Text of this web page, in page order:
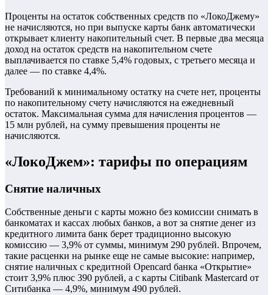
Проценты на остаток собственных средств по «ЛокоДжему»
не начисляются, но при выпуске карты банк автоматически
открывает клиенту накопительный счет. В первые два месяца
доход на остаток средств на накопительном счете
выплачивается по ставке 5,4% годовых, с третьего месяца и
далее — по ставке 4,4%.
Требований к минимальному остатку на счете нет, проценты
по накопительному счету начисляются на ежедневный
остаток. Максимальная сумма для начисления процентов —
15 млн рублей, на сумму превышения проценты не
начисляются.
«ЛокоДжем»: тарифы по операциям
Снятие наличных
Собственные деньги с карты можно без комиссии снимать в
банкоматах и кассах любых банков, а вот за снятие денег из
кредитного лимита банк берет традиционно высокую
комиссию — 3,9% от суммы, минимум 290 рублей. Впрочем,
такие расценки на рынке еще не самые высокие: например,
снятие наличных с кредитной Opencard банка «Открытие»
стоит 3,9% плюс 390 рублей, а с карты Citibank Mastercard от
Ситибанка — 4,9%, минимум 490 рублей.